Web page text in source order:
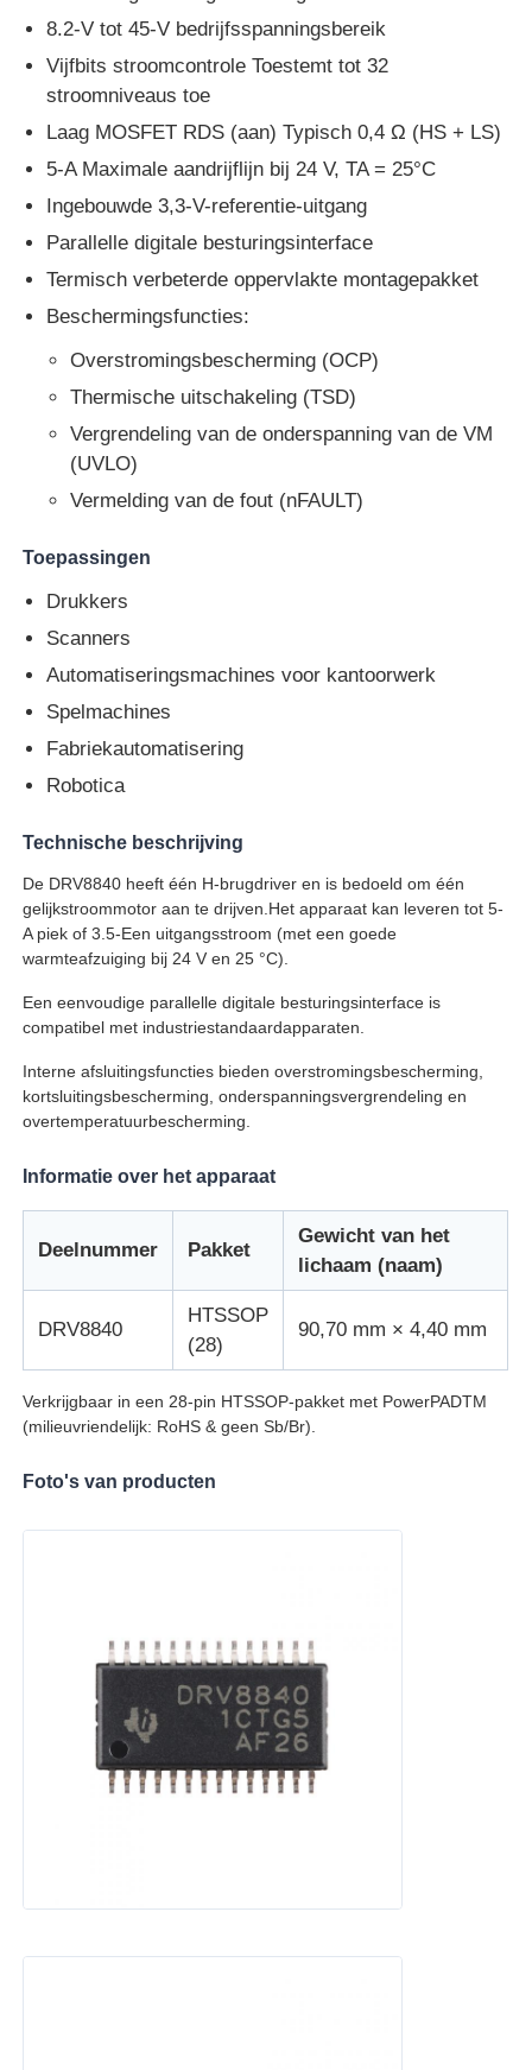
Over ons
Fabriekstocht
Kwaliteitscontrole
Neem contact met ons op
Nieuws
Zaken
MCU-Microcontroller Eenheid
SOC-systeem op chip
MPU IC
Infrarood thermische detector
De Spaander van DSP IC
eeprom spaander
EPROM-IC
RF-geïntegreerde schakelingen
Elektronische componenten
PLC-programmering
8.2-V tot 45-V bedrijfsspanningsbereik
Vijfbits stroomcontrole Toestemt tot 32
stroomniveaus toe
Laag MOSFET RDS (aan) Typisch 0,4 Ω (HS + LS)
5-A Maximale aandrijflijn bij 24 V, TA = 25°C
Ingebouwde 3,3-V-referentie-uitgang
Parallelle digitale besturingsinterface
Termisch verbeterde oppervlakte montagepakket
Beschermingsfuncties:
Overstromingsbescherming (OCP)
Thermische uitschakeling (TSD)
Vergrendeling van de onderspanning van de VM
(UVLO)
Vermelding van de fout (nFAULT)
Toepassingen
Drukkers
Scanners
Automatiseringsmachines voor kantoorwerk
Spelmachines
Fabriekautomatisering
Robotica
Technische beschrijving
De DRV8840 heeft één H-brugdriver en is bedoeld om één
gelijkstroommotor aan te drijven.Het apparaat kan leveren tot 5-
A piek of 3.5-Een uitgangsstroom (met een goede
warmteafzuiging bij 24 V en 25 °C).
Een eenvoudige parallelle digitale besturingsinterface is
compatibel met industriestandaardapparaten.
Interne afsluitingsfuncties bieden overstromingsbescherming,
kortsluitingsbescherming, onderspanningsvergrendeling en
overtemperatuurbescherming.
Informatie over het apparaat
Deelnummer Pakket
Gewicht van het
lichaam (naam)
DRV8840
HTSSOP
(28)
90,70 mm × 4,40 mm
Verkrijgbaar in een 28-pin HTSSOP-pakket met PowerPADTM
(milieuvriendelijk: RoHS & geen Sb/Br).
Foto's van producten